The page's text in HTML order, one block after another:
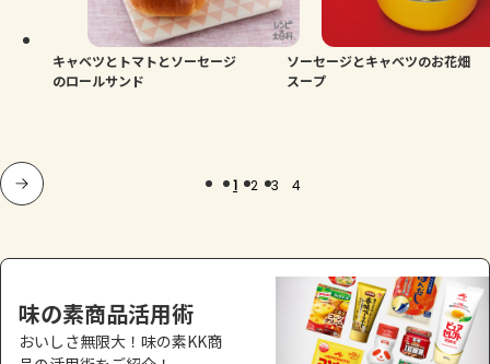
キャベツとトマトとソーセージ
のロールサンド
ソーセージとキャベツのお花畑
スープ
1 2 3 4
味の素商品活用術
おいしさ無限大！味の素KK商